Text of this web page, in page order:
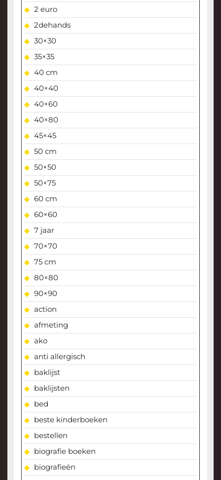
2 euro
2dehands
30×30
35×35
40 cm
40×40
40×60
40×80
45×45
50 cm
50×50
50×75
60 cm
60×60
7 jaar
70×70
75 cm
80×80
90×90
action
afmeting
ako
anti allergisch
baklijst
baklijsten
bed
beste kinderboeken
bestellen
biografie boeken
biografieën